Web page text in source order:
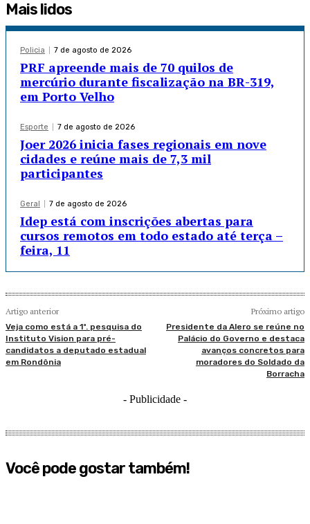
Mais lidos
Policia 7 de agosto de 2026
PRF apreende mais de 70 quilos de
mercúrio durante fiscalização na BR-319,
em Porto Velho
Esporte 7 de agosto de 2026
Joer 2026 inicia fases regionais em nove
cidades e reúne mais de 7,3 mil
participantes
Geral 7 de agosto de 2026
Idep está com inscrições abertas para
cursos remotos em todo estado até terça –
feira, 11
Artigo anterior
Veja como está a 1ª. pesquisa do
Instituto Vision para pré-
candidatos a deputado estadual
em Rondônia
Próximo artigo
Presidente da Alero se reúne no
Palácio do Governo e destaca
avanços concretos para
moradores do Soldado da
Borracha
- Publicidade -
Você pode gostar também!